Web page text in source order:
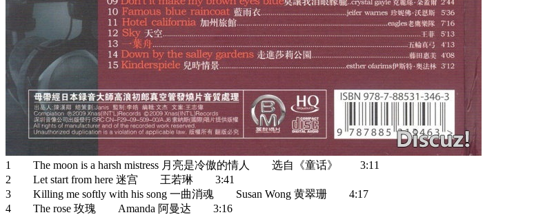
1 The moon is a harsh mistress 月亮是冷傲的情人 选自《童话》 3:11
2 Let start from here 迷宫 王若琳 3:41
3 Killing me softly with his song 一曲消魂 Susan Wong 黄翠珊 4:17
4 The rose 玫瑰 Amanda 阿曼达 3:16